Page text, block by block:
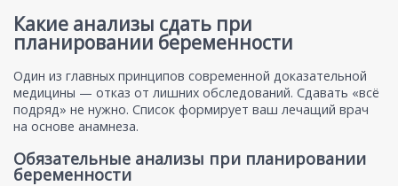
Какие анализы сдать при
планировании беременности
Один из главных принципов современной доказательной
медицины — отказ от лишних обследований. Сдавать «всё
подряд» не нужно. Список формирует ваш лечащий врач
на основе анамнеза.
Обязательные анализы при планировании
беременности